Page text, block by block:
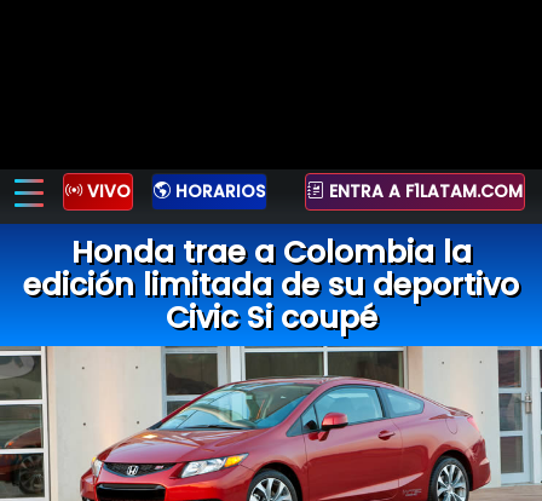
VIVO HORARIOS ENTRA A F1LATAM.COM
Honda trae a Colombia la
edición limitada de su deportivo
Civic Si coupé